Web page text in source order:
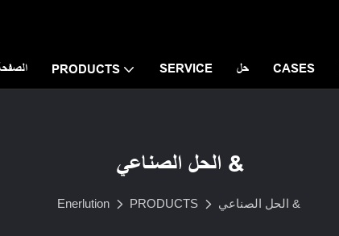
PRODUCTS SERVICE حل CASES
الحل الصناعي &
Enerlution PRODUCTS الحل الصناعي &